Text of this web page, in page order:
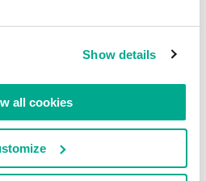
Show details
all cookies